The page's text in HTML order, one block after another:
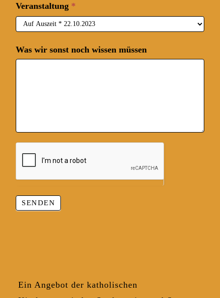
Veranstaltung *
Was wir sonst noch wissen müssen
SENDEN
Ein Angebot der katholischen